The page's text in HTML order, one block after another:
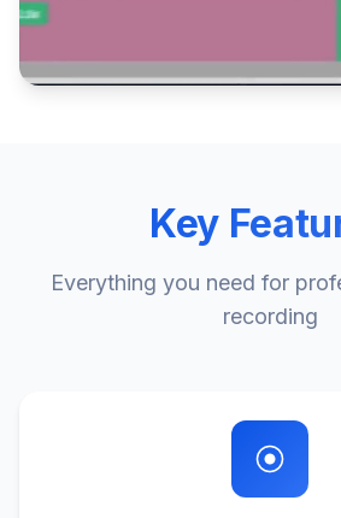
Key
Everything you need for
recording